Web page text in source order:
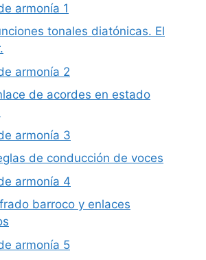
armonía 1
tonales diatónicas. El
armonía 2
de acordes en estado
armonía 3
de conducción de voces
armonía 4
barroco y enlaces
armonía 5